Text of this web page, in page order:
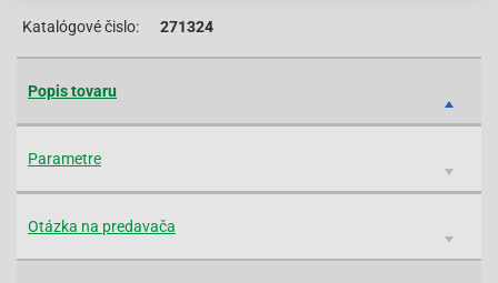
Katalógové čislo: 271324
Popis tovaru
Parametre
Otázka na predavača